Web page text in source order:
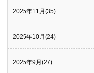
2025年11月(35)
2025年10月(24)
2025年9月(27)